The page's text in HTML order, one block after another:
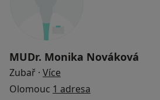
MUDr. Monika Nováková
Zubař · Více
Olomouc 1 adresa